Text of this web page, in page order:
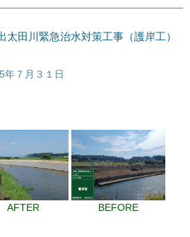
田川緊急治水対策工事（護岸工）
年７月３１日
AFTER BEFORE